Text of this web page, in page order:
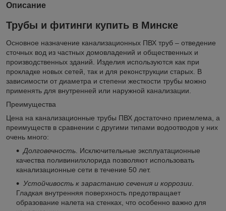
Описание
Трубы и фитинги купить в Минске
Основное назначение канализационных ПВХ труб – отведение
сточных вод из частных домовладений и общественных и
производственных зданий. Изделия используются как при
прокладке новых сетей, так и для реконструкции старых. В
зависимости от диаметра и степени жесткости трубы можно
применять для внутренней или наружной канализации.
Преимущества
Цена на канализационные трубы ПВХ достаточно приемлема, а
преимуществ в сравнении с другими типами водоотводов у них
очень много:
Долговечность. Исключительные эксплуатационные
качества поливинилхлорида позволяют использовать
канализационные сети в течение 50 лет.
Устойчивость к зарастанию сечения и коррозии.
Гладкая внутренняя поверхность предотвращает
образование налета на стенках, что особенно важно для